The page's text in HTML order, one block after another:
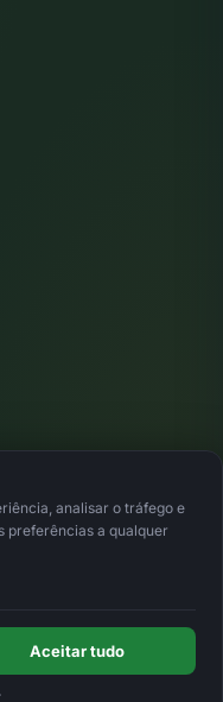
analisar o tráfego e
preferências a qualquer
Aceitar tudo